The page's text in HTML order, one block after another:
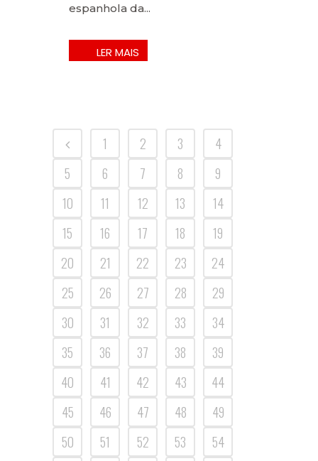
espanhola da...
1 2 3
4
5
6 7 8
9
10
11 12 13
14
15
16 17 18
19
20
21 22 23
24
25
26 27 28
29
30
31 32 33
34
35
36 37 38
39
40
41 42 43
44
45
46 47 48
49
50
51 52 53
54